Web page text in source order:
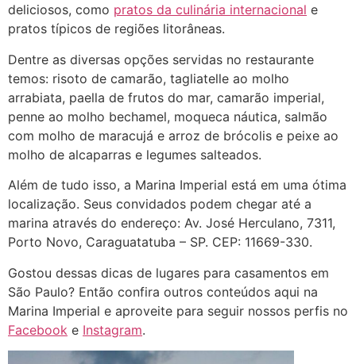
deliciosos, como pratos da culinária internacional e
pratos típicos de regiões litorâneas.
Dentre as diversas opções servidas no restaurante
temos: risoto de camarão, tagliatelle ao molho
arrabiata, paella de frutos do mar, camarão imperial,
penne ao molho bechamel, moqueca náutica, salmão
com molho de maracujá e arroz de brócolis e peixe ao
molho de alcaparras e legumes salteados.
Além de tudo isso, a Marina Imperial está em uma ótima
localização. Seus convidados podem chegar até a
marina através do endereço: Av. José Herculano, 7311,
Porto Novo, Caraguatatuba – SP. CEP: 11669-330.
Gostou dessas dicas de lugares para casamentos em
São Paulo? Então confira outros conteúdos aqui na
Marina Imperial e aproveite para seguir nossos perfis no
Facebook e Instagram.